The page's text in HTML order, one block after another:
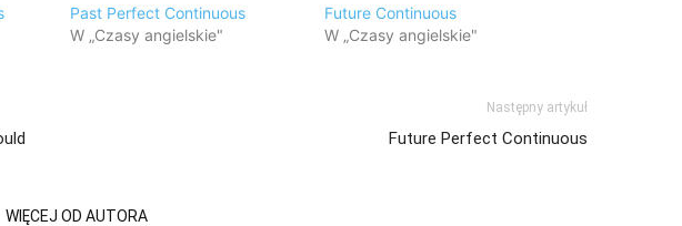
Past Perfect Continuous
W „Czasy angielskie"
Future Continuous
W „Czasy angielskie"
Następny artykuł
Future Perfect Continuous
WIĘCEJ OD AUTORA